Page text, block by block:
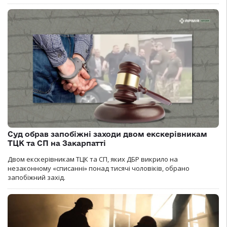
Суд обрав запобіжні заходи двом екскерівникам
ТЦК та СП на Закарпатті
Двом екскерівникам ТЦК та СП, яких ДБР викрило на
незаконному «списанні» понад тисячі чоловіків, обрано
запобіжний захід.